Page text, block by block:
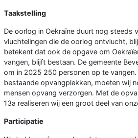
Taakstelling
De oorlog in Oekraïne duurt nog steeds
vluchtelingen die de oorlog ontvlucht,
betekent dat ook de opgave om
vangen, blijft bestaan. De gemeente
om in 2025 250 personen op te
bestaande opvangplekken, moeten wij
mensen opvang verzorgen. Met de
13a realiseren wij een groot deel van
Participatie